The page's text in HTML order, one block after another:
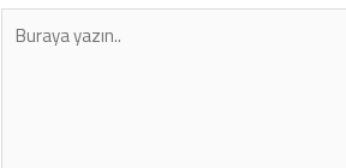
Buraya
yazın..